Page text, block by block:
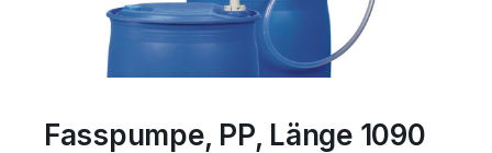
Fasspumpe, PP, Länge 1090